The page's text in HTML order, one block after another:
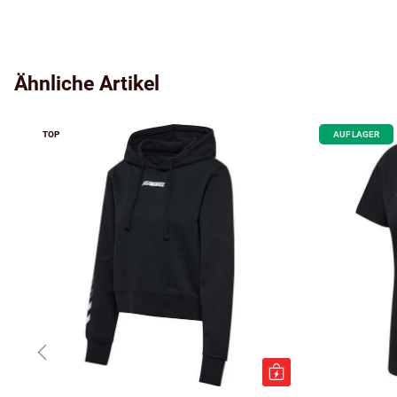
Ähnliche Artikel
TOP AUF LAGER